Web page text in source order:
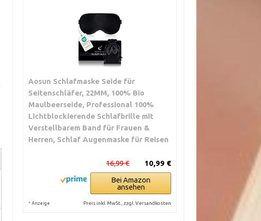
Aosun Schlafmaske Seide für
Seitenschläfer, 22MM, 100% Bio
Maulbeerseide, Professional 100%
Lichtblockierende Schlafbrille mit
Verstellbarem Band für Frauen &
Herren, Schlaf Augenmaske für Reisen
10,99 €
16,99 €
Bei Amazon
ansehen
* Anzeige Preis inkl. MwSt., zzgl. Versandkosten